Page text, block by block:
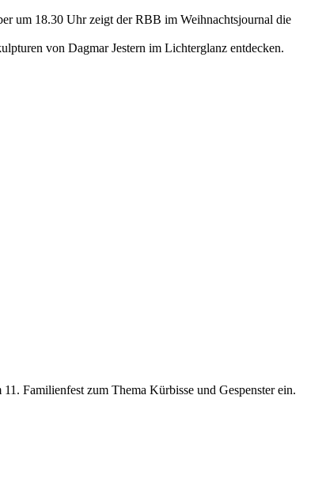
um 18.30 Uhr zeigt der RBB im Weihnachtsjournal die
von Dagmar Jestern im Lichterglanz entdecken.
Familienfest zum Thema Kürbisse und Gespenster ein.